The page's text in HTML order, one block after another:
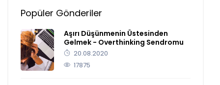
Popüler Gönderiler
Aşırı Düşünmenin Üstesinden
Gelmek - Overthinking Sendromu
20.08.2020
17875